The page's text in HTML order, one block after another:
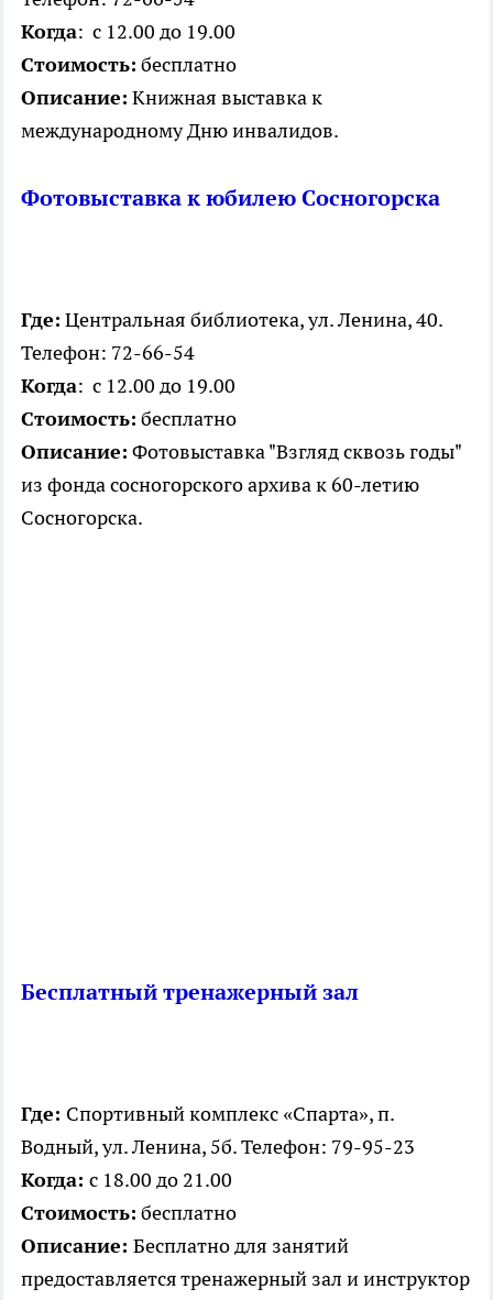
Когда: с 12.00 до 19.00
Стоимость: бесплатно
Описание: Книжная выставка к
международному Дню инвалидов.
Фотовыставка к юбилею Сосногорска
Где: Центральная библиотека, ул. Ленина, 40.
Телефон: 72-66-54
Когда: с 12.00 до 19.00
Стоимость: бесплатно
Описание: Фотовыставка "Взгляд сквозь годы"
из фонда сосногорского архива к 60-летию
Сосногорска.
Бесплатный тренажерный зал
Где: Спортивный комплекс «Спарта», п.
Водный, ул. Ленина, 5б. Телефон: 79-95-23
Когда: с 18.00 до 21.00
Стоимость: бесплатно
Описание: Бесплатно для занятий
предоставляется тренажерный зал и инструктор